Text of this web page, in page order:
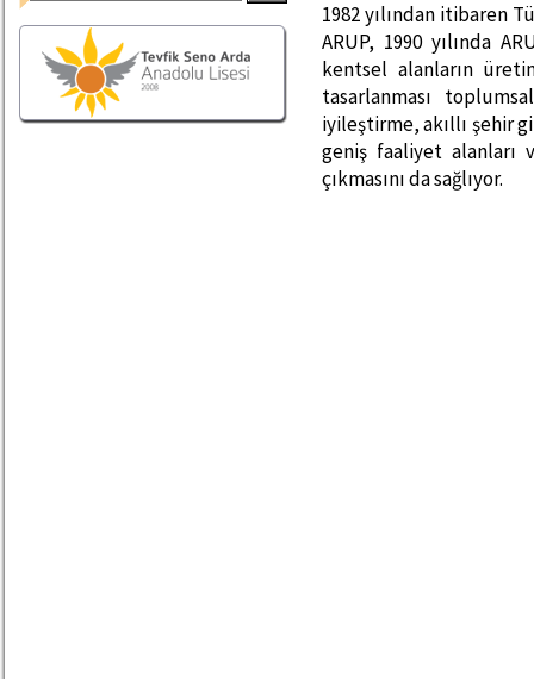
1982 yılından itibaren
ARUP, 1990 yılında
kentsel alanların
tasarlanması
iyileştirme, akıllı şehir
geniş faaliyet alanları
çıkmasını da sağlıyor.